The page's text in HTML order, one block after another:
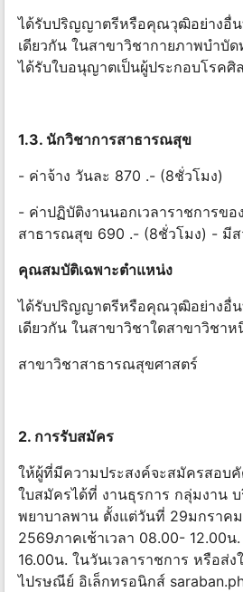
ได้รับปริญญาตรีหรือคุณวุฒิอย่างอื่น
เดียวกัน ในสาขาวิชากายภาพบําบั
ได้รับใบอนุญาตเป็นผู้ประกอบโรคศิ
1.3. นักวิชาการสาธารณสุข
- ค่าจ้าง วันละ 870 .- (8ชั่วโมง)
- ค่าปฏิบัติงานนอกเวลาราชการขอ
สาธารณสุข 690 .- (8ชั่วโมง) - มี
คุณสมบัติเฉพาะตําแหน่ง
ได้รับปริญญาตรีหรือคุณวุฒิอย่างอื่น
เดียวกัน ในสาขาวิชาใดสาขาวิชาห
สาขาวิชาสาธารณสุขศาสตร์
2. การรับสมัคร
ให้ผู้ที่มีความประสงค์จะสมัครสอบ
ใบสมัครได้ที่ งานธุรการ กลุ่มงาน
พยาบาลพาน ตั้งแต่วันที่ 29มกราค
2569ภาคเช้าเวลา 08.00- 12.00น
16.00น. ในวันเวลาราชการ หรือส่ง
ไปรษณีย์ อิเล็กทรอนิกส์